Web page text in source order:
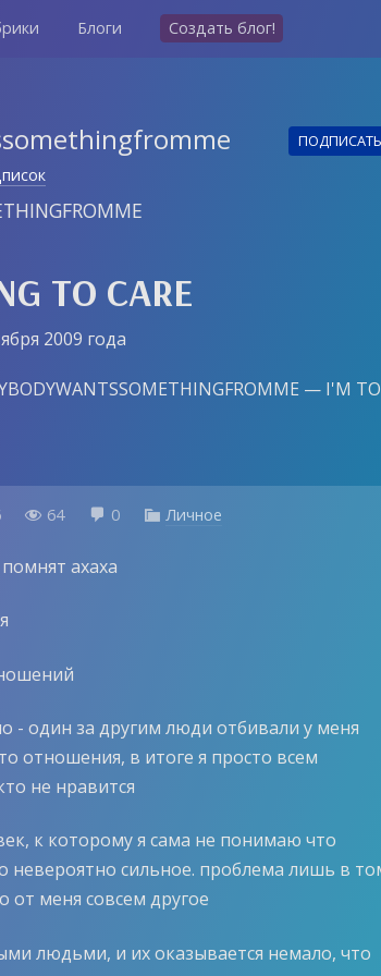
Блоги Создать блог!
TO CARE
2009 года
— I'M
 64  0  Личное
ахаха
- один за другим люди отбивали у меня
отношения, в итоге я просто всем
не нравится
к которому я сама не понимаю что
невероятно сильное. проблема лишь в
от меня совсем другое
людьми, и их оказывается немало, что